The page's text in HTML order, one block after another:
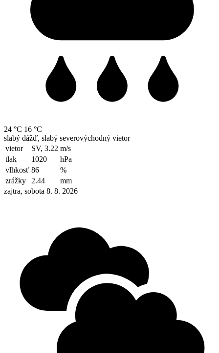
24 °C 16 °C
slabý dážď, slabý severovýchodný vietor
vietor
SV, 3.22 m/s
tlak
1020
hPa
vlhkosť 86
%
zrážky
2.44
mm
zajtra, sobota 8. 8. 2026